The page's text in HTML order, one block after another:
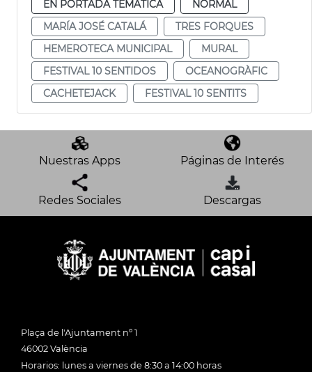
EN PORTADA TEMÁTICA
NORMAL
MARÍA JOSÉ CATALÁ
TRES FORQUES
HEMEROTECA MUNICIPAL
MURAL
FESTIVAL 10 SENTIDOS
OCEANOGRÀFIC
CACHETEJACK
FESTIVAL 10 SENTITS
Nuestras Apps Páginas de Interés
Redes Sociales Descargas
Plaça de l'Ajuntament nº 1
46002 València
Horarios: lunes a viernes de 8:30 a 14:00 horas